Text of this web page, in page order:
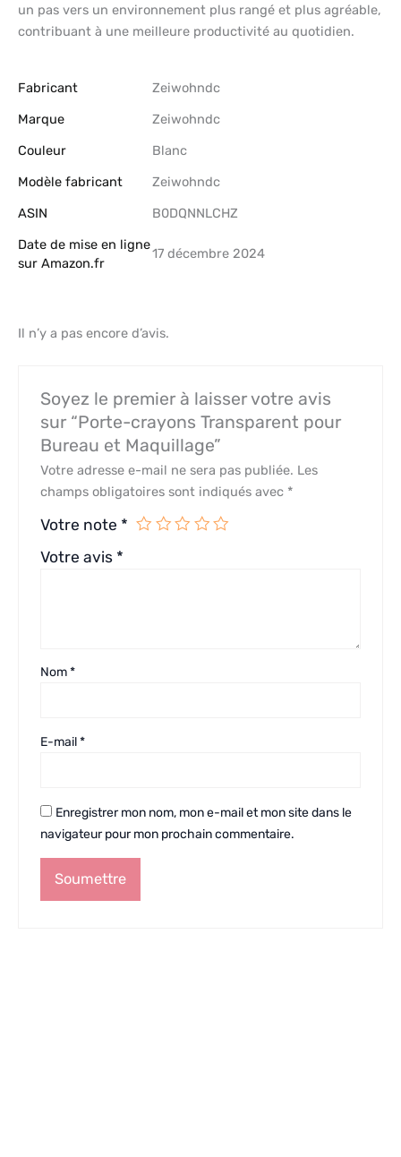
un pas vers un environnement plus rangé et plus agréable,
contribuant à une meilleure productivité au quotidien.
Fabricant
‎Zeiwohndc
Marque
‎Zeiwohndc
Couleur
‎Blanc
Modèle fabricant
‎Zeiwohndc
ASIN
B0DQNNLCHZ
Date de mise en ligne
sur Amazon.fr
17 décembre 2024
Il n’y a pas encore d’avis.
Soyez le premier à laisser votre avis
sur “Porte-crayons Transparent pour
Bureau et Maquillage”
Votre adresse e-mail ne sera pas publiée. Les
champs obligatoires sont indiqués avec *
Votre note *
Votre avis *
Nom*
E-mail*
Enregistrer mon nom, mon e-mail et mon site dans le
navigateur pour mon prochain commentaire.